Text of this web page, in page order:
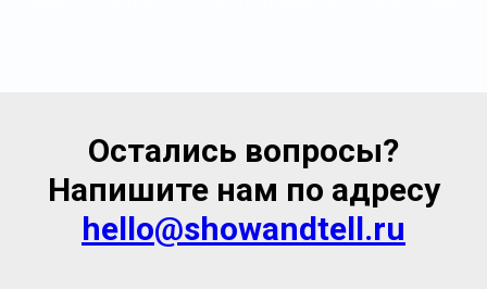
Остались вопросы?
Напишите нам по адресу
hello@showandtell.ru